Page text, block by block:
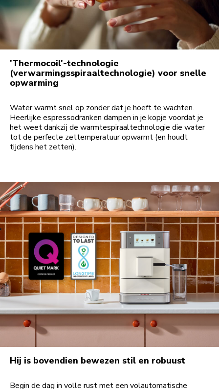
'Thermocoil'-technologie
(verwarmingsspiraaltechnologie) voor snelle
opwarming
Water warmt snel op zonder dat je hoeft te wachten.
Heerlijke espressodranken dampen in je kopje voordat je
het weet dankzij de warmtespiraaltechnologie die water
tot de perfecte zettemperatuur opwarmt (en houdt
tijdens het zetten).
Hij is bovendien bewezen stil en robuust
Begin de dag in volle rust met een volautomatische